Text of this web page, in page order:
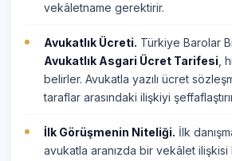
vekâletname gerektirir.
Avukatlık Ücreti. Türkiye Barolar
Avukatlık Asgari Ücret Tarifesi ,
belirler. Avukatla yazılı ücret
taraflar arasındaki ilişkiyi
İlk Görüşmenin Niteliği. İlk
avukatla aranızda bir vekâlet ilişkisi